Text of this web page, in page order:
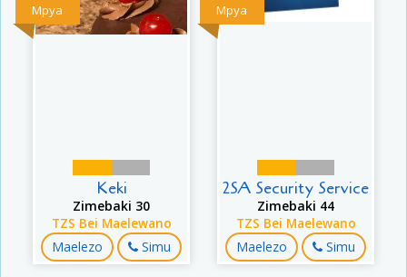
Mpya
Keki
Zimebaki 30
TZS Bei Maelewano
Maelezo Simu
Mpya
2SA Security Service
Zimebaki 44
TZS Bei Maelewano
Maelezo Simu